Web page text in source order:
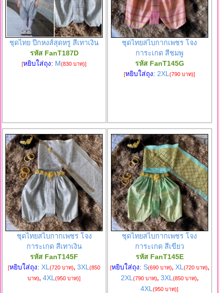
ชุดไทย ปีกหงส์สุดหรู สีเทาเงิน
รหัส FanT187D
[หยิบใส่ถุง: M(830 บาท)]
ชุดไทยสไบกากเพชร โจง
การะเกด สีชมพู
รหัส FanT145G
[หยิบใส่ถุง: 2XL(790 บาท)]
ชุดไทยสไบกากเพชร โจง
การะเกด สีเทาเงิน
รหัส FanT145F
[หยิบใส่ถุง: XL(720 บาท), 3XL(850
บาท), 4XL(950 บาท)]
ชุดไทยสไบกากเพชร โจง
การะเกด สีเขียว
รหัส FanT145E
[หยิบใส่ถุง: S(690 บาท), XL (720 บาท),
2XL (790 บาท), 3XL (850 บาท),
4XL(950 บาท)]